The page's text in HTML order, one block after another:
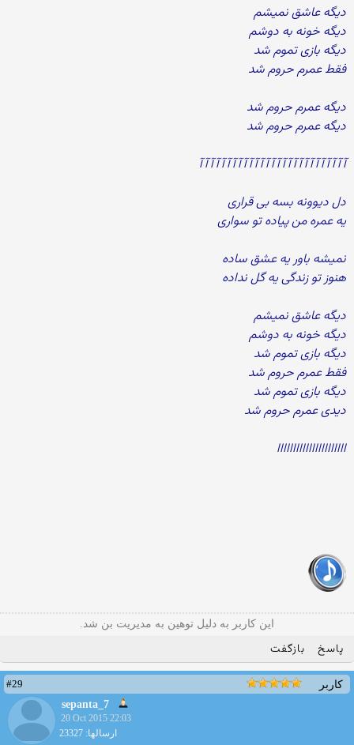
دیگه عاشق نمیشم
دیگه خونه به دوشم
دیگه بازی تموم شد
فقط عمرم حروم شد
دیگه عمرم حروم شد
دیگه عمرم حروم شد
آآآآآآآآآآآآآآآآآآآآآآآآآآآ
دل دیوونه بسه بی قراری
یه عمره من پیاده تو سواری
نمیشه باور یه عشق ساده
هنوز تو زندگی یه گل نداده
دیگه عاشق نمیشم
دیگه خونه به دوشم
دیگه بازی تموم شد
فقط عمرم حروم شد
دیگه بازی تموم شد
دیدی عمرم حروم شد
اااااااااااااااااااااا
این کاربر به دلیل توهین به مدیریت بن شد.
پاسخ بازگفت
کاربر
#29
sepanta_7
20 Oct 2015 22:03
ارسالها: 23327